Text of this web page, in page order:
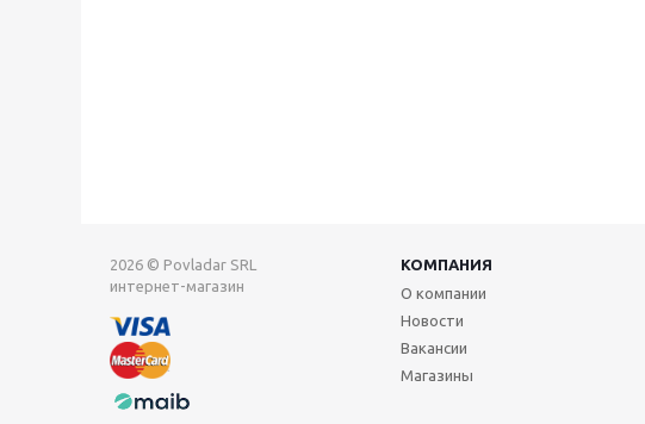
2026 © Povladar SRL
интернет-магазин
КОМПАНИЯ
О компании
Новости
Вакансии
Магазины